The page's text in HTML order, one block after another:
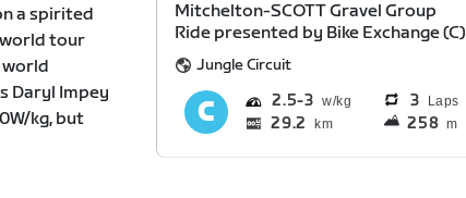
a spirited
world tour
world
Daryl Impey
kg, but
Mitchelton-SCOTT Gravel Group
Ride presented by Bike Exchange (C)
Jungle Circuit
2.5 3 3 Laps
29.2 km 258 m